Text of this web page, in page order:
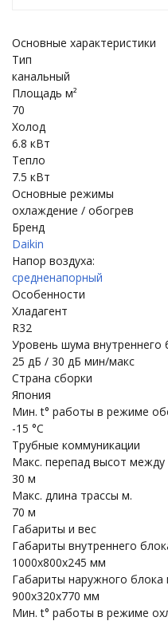
Основные характеристики
Тип
канальный
Площадь м²
70
Холод
6.8 кВт
Тепло
7.5 кВт
Основные режимы
охлаждение / обогрев
Бренд
Daikin
Напор воздуха:
средненапорный
Особенности
Хладагент
R32
Уровень шума внутреннего
25 дБ / 30 дБ мин/макс
Страна сборки
Япония
Мин. t° работы в режиме
-15 °С
Трубные коммуникации
Макс. перепад высот
30 м
Макс. длина трассы м.
70 м
Габариты и вес
Габариты внутреннего
1000x800x245 мм
Габариты наружного блока
900x320x770 мм
Мин. t° работы в режиме